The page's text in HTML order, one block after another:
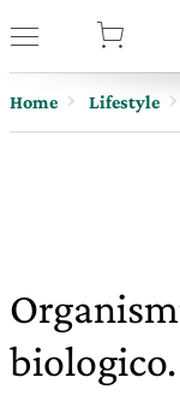
Home Lifestyle